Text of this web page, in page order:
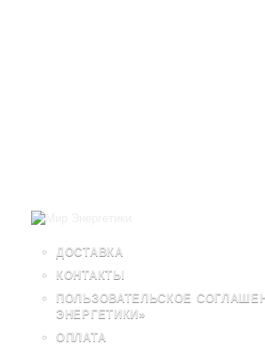
ДОСТАВКА
КОНТАКТЫ
ПОЛЬЗОВАТЕЛЬСКОЕ
ЭНЕРГЕТИКИ»
ОПЛАТА